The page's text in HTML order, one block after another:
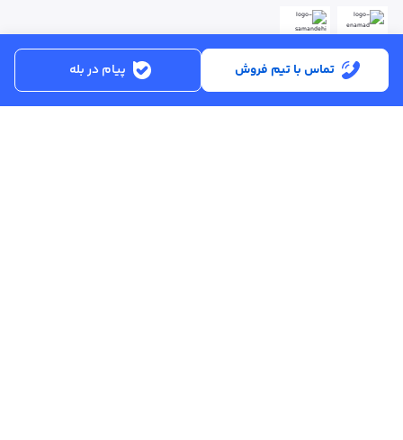
تماس با تیم فروش پیام در بله
ساعت کاری:شنبه تا پنجشنبه از ساعت 8:30 تا 17:00